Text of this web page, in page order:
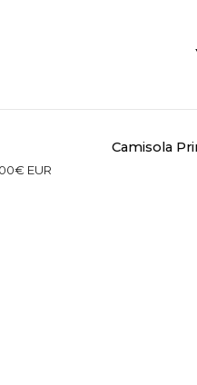
Camisola
EUR